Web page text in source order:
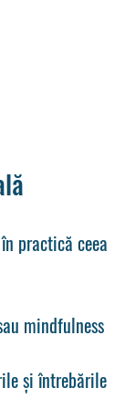
practică ceea
mindfulness
și întrebările